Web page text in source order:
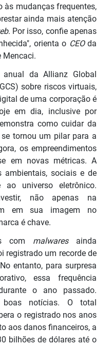
às mudanças frequentes,
ainda mais atenção
. Por isso, confie apenas
orienta o CEOda
Mencaci.
da Allianz Global
sobre riscos virtuais,
de uma corporação é
em dia, inclusive por
como cuidar da
se tornou um pilar para a
os empreendimentos
em novas métricas. A
ambientais, sociais e de
universo eletrônico.
não apenas na
em sua imagem no
é chave.
com malwares ainda
registrado um recorde de
entanto, para surpresa
essa frequência
o ano passado.
notícias. O total
o registrado nos anos
aos danos financeiros, a
bilhões de dólares até o